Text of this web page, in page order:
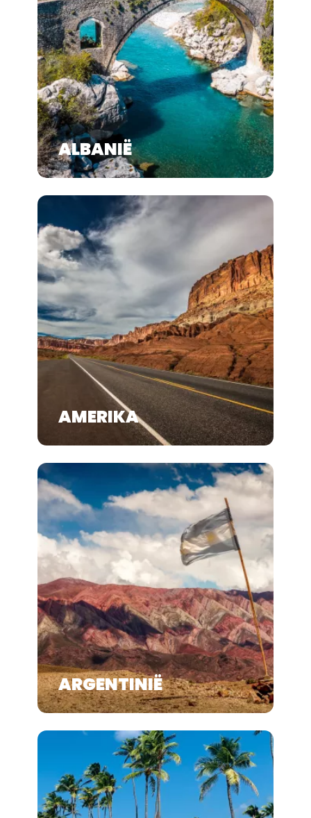
ALBANIË
AMERIKA
ARGENTINIË